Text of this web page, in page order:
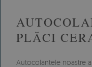
PLĂCI
Autocolantele noastre